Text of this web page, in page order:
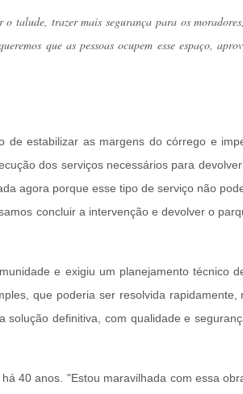
talude, trazer mais segurança para os
que as pessoas ocupem esse espaço,
estabilizar as margens do córrego e
dos serviços necessários para
agora porque esse tipo de serviço não
concluir a intervenção e devolver o
e exigiu um planejamento técnico
que poderia ser resolvida rapidamente,
definitiva, com qualidade e
40 anos. "Estou maravilhada com essa